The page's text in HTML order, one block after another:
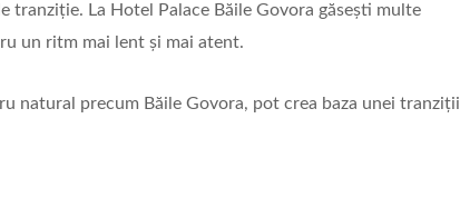
tranziție. La Hotel Palace Băile Govora găsești multe
un ritm mai lent și mai atent.
natural precum Băile Govora, pot crea baza unei tranziții